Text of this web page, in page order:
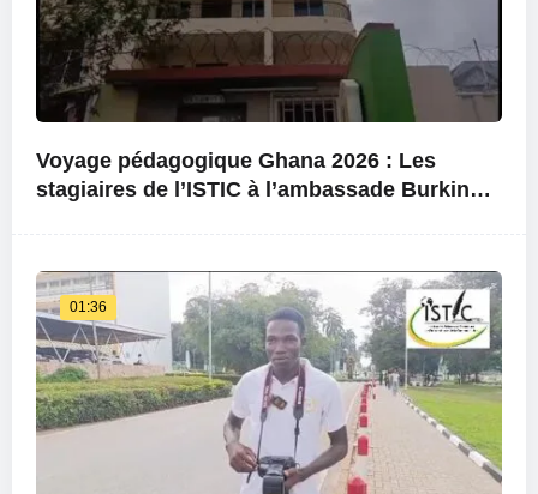
Voyage pédagogique Ghana 2026 : Les
stagiaires de l’ISTIC à l’ambassade Burkina
01:36